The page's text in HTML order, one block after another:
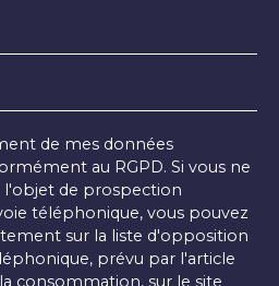
de mes données
au RGPD. Si vous ne
l'objet de prospection
téléphonique, vous pouvez
sur la liste d'opposition
prévu par l'article
consommation, sur le site